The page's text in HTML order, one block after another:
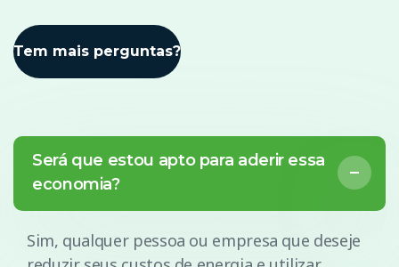
Tem mais perguntas?
Será que estou apto para aderir essa
economia?
Sim, qualquer pessoa ou empresa que deseje